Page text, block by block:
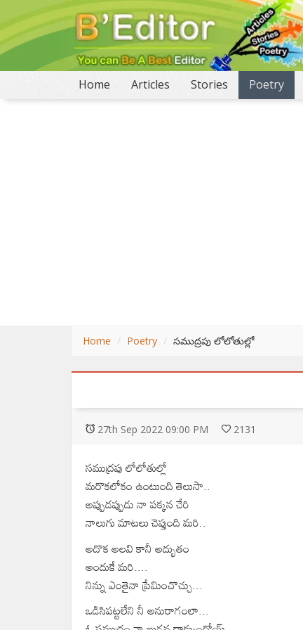
Home (current)
Articles Stories Poetry
Home Poetry సముద్రపు లోలోతుల్లో
27th Sep 2022 09:00 PM 2131
సముద్రపు లోలోతుల్లో
మరొకలోకం ఉంటుంది తెలుసా..
అప్పుడప్పుడు నా పక్కన చేరి
నాలుగు మాటలు చెప్తుంది మరి..
అదొక అలవి కానీ అద్భుతం
అందుకే మరి....
నిన్ను ఎంతైనా ప్రేమించొచ్చు...
ఒడిసిపట్టలేని నీ అనురాగంలా...